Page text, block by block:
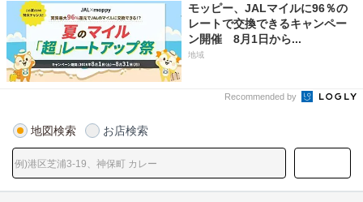
モッピー、JALマイルに96％の
レートで交換できるキャンペー
ン開催 8月1日から...
地域
Recommended by
地図検索 お店検索